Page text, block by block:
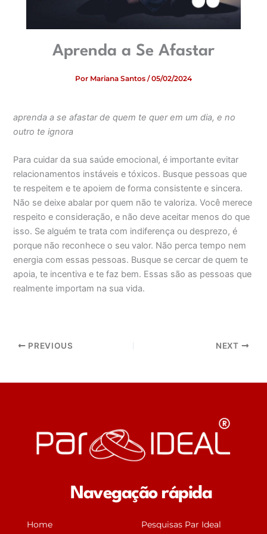
Aprenda a Se Afastar
Por Mariana Santos /05/02/2024
aprenda a se afastar de quem te quer em um dia, e no
outro te ignora
Para cuidar da sua saúde emocional, é importante evitar
relacionamentos instáveis e tóxicos. Busque pessoas que
te respeitem e te apoiem de forma consistente e sincera.
⁠Não se deixe abalar por quem não te valoriza. Você merece
respeito e consideração, e não deve aceitar menos do que
isso. Se alguém te trata com indiferença ou desprezo, é
porque não reconhece o seu valor. Não perca tempo nem
energia com essas pessoas. Busque se cercar de quem te
apoia, te incentiva e te faz bem. Essas são as pessoas que
realmente importam na sua vida.
PREVIOUS NEXT
Navegação rápida
Home Pesquisas Par Ideal